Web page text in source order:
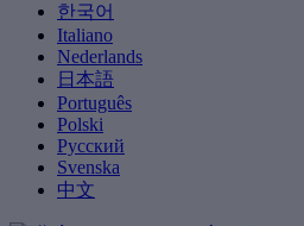
한국어
Italiano
Nederlands
日本語
Português
Polski
Русский
Svenska
中文